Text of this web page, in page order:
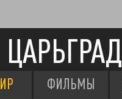
ЦАРЬГРАД
ФИЛЬМЫ